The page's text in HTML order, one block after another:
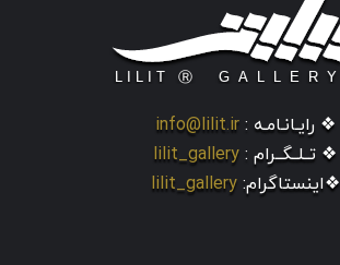
❖ رایـانـامـه : info@lilit.ir
❖ تــلــگــرام : lilit_gallery
❖اینستاگرام: lilit_gallery